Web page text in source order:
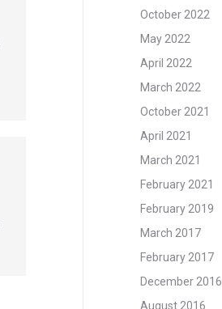
October 2022
May 2022
April 2022
March 2022
October 2021
April 2021
March 2021
February 2021
February 2019
March 2017
February 2017
December 2016
August 2016